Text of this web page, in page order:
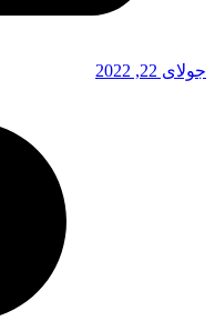
جولای 22, 2022